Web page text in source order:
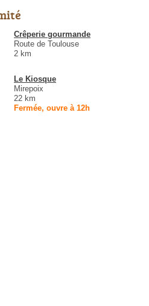
Crêperie gourmande
Route de Toulouse
2 km
Le Kiosque
Mirepoix
22 km
Fermée, ouvre à 12h